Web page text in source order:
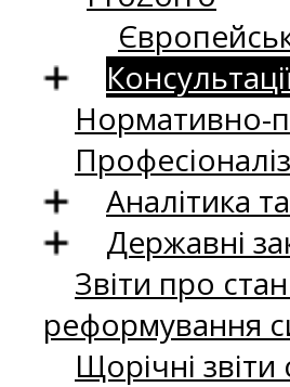
Нормативно-
Аналітика
Державні
Звіти про
реформування
Щорічні